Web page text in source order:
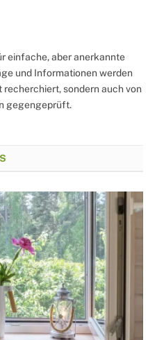
einfache, aber anerkannte
und Informationen werden
sondern auch von
gegengeprüft.